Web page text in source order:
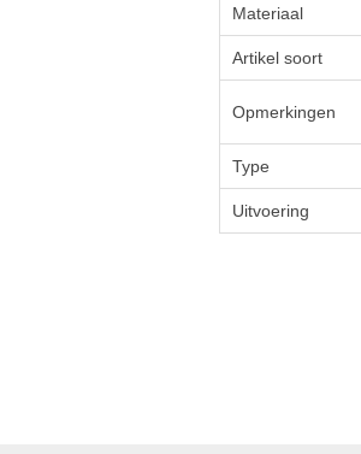
Materiaal
Artikel soort
Opmerkingen
Type
Uitvoering